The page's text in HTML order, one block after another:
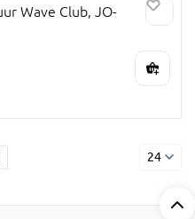
Wave Club, JO-
24